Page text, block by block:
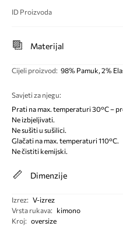
ID Proizvoda
Materijal
Cijeli proizvod: 98% Pamuk, 2%
Savjeti za njegu:
Prati na max. temperaturi 30°C –
Ne izbjeljivati.
Ne sušiti u sušilici.
Glačati na max. temperaturi 110°C.
Ne čistiti kemijski.
Dimenzije
Izrez: V-izrez
Vrsta rukava:
kimono
Kroj: oversize